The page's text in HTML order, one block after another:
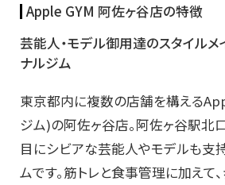
Apple GYM 阿佐ヶ谷店の特徴
芸能人・モデル御用達のスタイルメ
ナルジム
東京都内に複数の店舗を構える
ジム)の阿佐ヶ谷店。阿佐ヶ谷駅北
目にシビアな芸能人やモデルも支
ムです。筋トレと食事管理に加えて